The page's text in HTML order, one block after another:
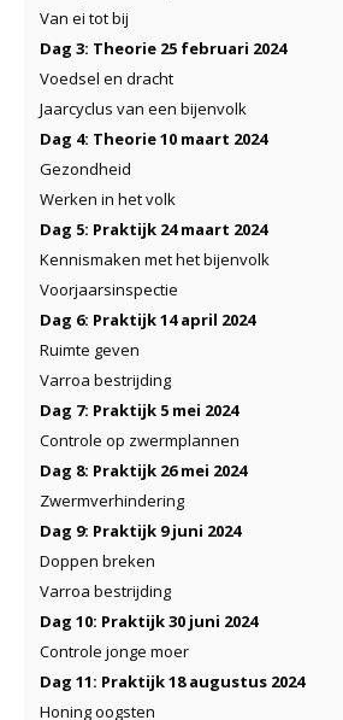
Van ei tot bij
Dag 3: Theorie 25 februari 2024
Voedsel en dracht
Jaarcyclus van een bijenvolk
Dag 4: Theorie 10 maart 2024
Gezondheid
Werken in het volk
Dag 5: Praktijk 24 maart 2024
Kennismaken met het bijenvolk
Voorjaarsinspectie
Dag 6: Praktijk 14 april 2024
Ruimte geven
Varroa bestrijding
Dag 7: Praktijk 5 mei 2024
Controle op zwermplannen
Dag 8: Praktijk 26 mei 2024
Zwermverhindering
Dag 9: Praktijk 9 juni 2024
Doppen breken
Varroa bestrijding
Dag 10: Praktijk 30 juni 2024
Controle jonge moer
Dag 11: Praktijk 18 augustus 2024
Honing oogsten